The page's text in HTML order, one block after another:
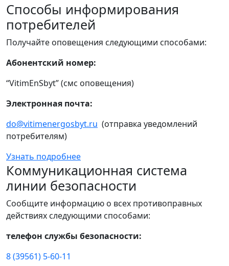
Способы информирования
потребителей
Получайте оповещения следующими способами:
Абонентский номер:
“VitimEnSbyt” (смс оповещения)
Электронная почта:
do@vitimenergosbyt.ru (отправка уведомлений
потребителям)
Узнать подробнее
Коммуникационная система
линии безопасности
Сообщите информацию о всех противоправных
действиях следующими способами:
телефон службы безопасности:
8 (39561) 5-60-11